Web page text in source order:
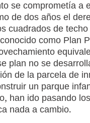
se comprometía a
de dos años el
cuadrados de
como Plan
plan no se
de la parcela de
un parque
han ido pasando
nada a cambio.